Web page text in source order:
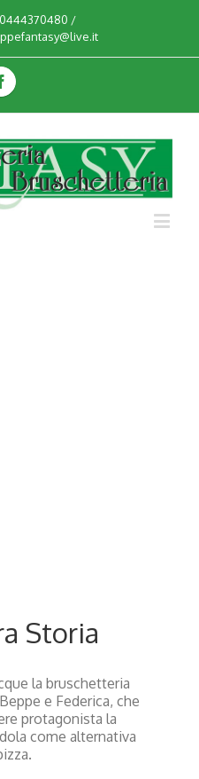
0444370480 /
Storia
la bruschetteria
e Federica, che
protagonista la
come alternativa